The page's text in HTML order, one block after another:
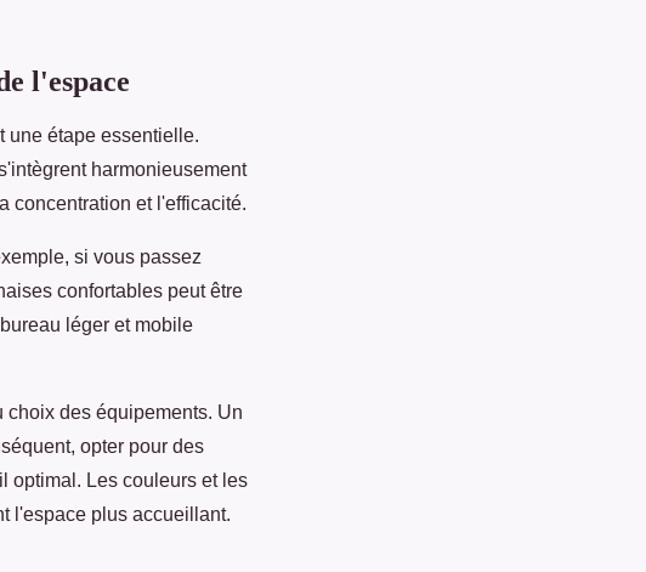
l'espace
une étape essentielle.
harmonieusement
concentration et l'efficacité.
si vous passez
confortables peut être
léger et mobile
choix des équipements. Un
opter pour des
optimal. Les couleurs et les
l'espace plus accueillant.